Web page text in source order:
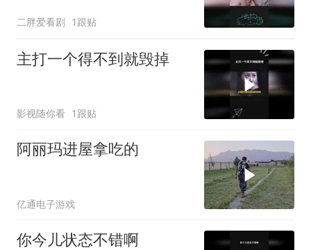
二胖爱看剧 1跟贴
主打一个得不到就毁掉
影视随你看 1跟贴
阿丽玛进屋拿吃的
亿通电子游戏
你今儿状态不错啊